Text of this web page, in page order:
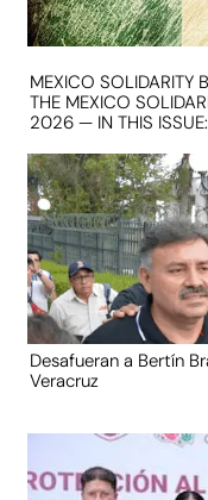
MEXICO SOLIDARITY
THE MEXICO
2026 — IN THIS
Desafueran a Bertín
Veracruz